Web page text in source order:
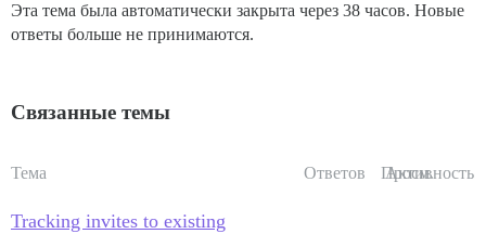
Эта тема была автоматически закрыта через 38 часов. Новые
ответы больше не принимаются.
Связанные темы
Тема Ответов Просм.
Активность
Tracking invites to existing